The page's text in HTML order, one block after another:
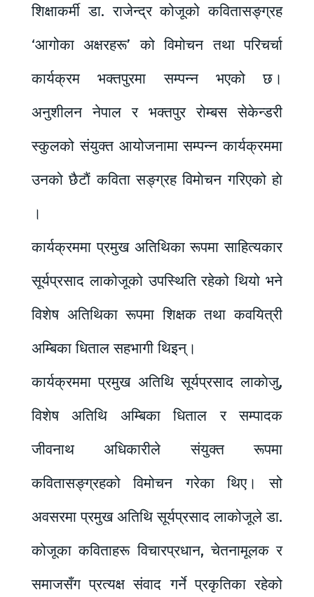
शिक्षाकर्मी डा. राजेन्द्र कोजूको कवितासङ्ग्रह
‘आगोका अक्षरहरू’ को विमोचन तथा परिचर्चा
कार्यक्रम भक्तपुरमा सम्पन्न भएको छ।
अनुशीलन नेपाल र भक्तपुर रोम्बस सेकेन्डरी
स्कुलको संयुक्त आयोजनामा सम्पन्न कार्यक्रममा
उनको छैटाैं कविता सङ्ग्रह विमाेचन गरिएको हाे
।
कार्यक्रममा प्रमुख अतिथिका रूपमा साहित्यकार
सूर्यप्रसाद लाकोजूको उपस्थिति रहेको थियो भने
विशेष अतिथिका रूपमा शिक्षक तथा कवयित्री
अम्बिका धिताल सहभागी थिइन्।
कार्यक्रममा प्रमुख अतिथि सूर्यप्रसाद लाकाेजु,
विशेष अतिथि अम्बिका धिताल र सम्पादक
जीवनाथ अधिकारीले संयुक्त रूपमा
कवितासङ्ग्रहको विमोचन गरेका थिए। सो
अवसरमा प्रमुख अतिथि सूर्यप्रसाद लाकोजूले डा.
कोजूका कविताहरू विचारप्रधान, चेतनामूलक र
समाजसँग प्रत्यक्ष संवाद गर्ने प्रकृतिका रहेको